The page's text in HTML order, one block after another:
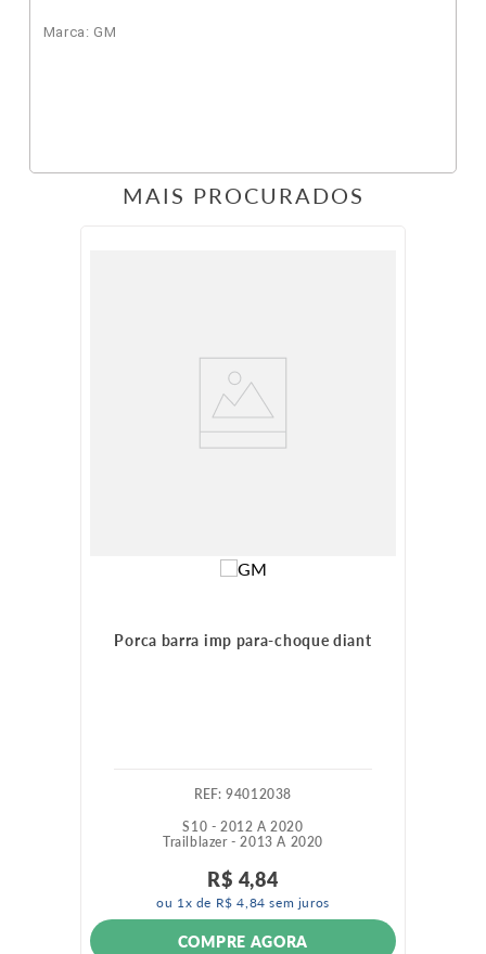
Marca: GM
MAIS PROCURADOS
Porca barra imp para-choque diant
:94012038
S10 - 2012 A 2020
Trailblazer - 2013 A 2020
R$ 4,84
ou 1x de R$ 4,84 sem juros
COMPRE AGORA